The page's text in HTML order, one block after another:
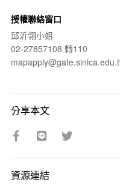
授權聯絡窗口
邱沂翎小姐
02-27857108 轉110
分享本文
資源連結